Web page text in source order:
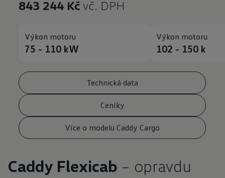
843 244 Kč vč. DPH
Výkon motoru
75 - 110 kW
Výkon motoru
102 - 150 k
Technická data
Ceníky
Více o modelu Caddy Cargo
Caddy Flexicab – opravdu